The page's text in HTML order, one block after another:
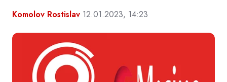
Komolov Rostislav 12.01.2023, 14:23